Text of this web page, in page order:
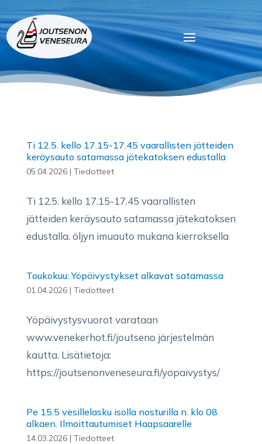
Ti 12.5. kello 17.15-17.45 vaarallisten jätteiden
keräysauto satamassa jätekatoksen edustalla
05.04.2026| Tiedotteet
Ti 12.5. kello 17.15-17.45 vaarallisten
jätteiden keräysauto satamassa jätekatoksen
edustalla. öljyn imuauto mukana kierroksella
Toukokuu: Yöpäivystykset alkavat satamassa
01.04.2026| Tiedotteet
Yöpäivystysvuorot varataan
www.venekerhot.fi/joutseno järjestelmän
kautta. Lisätietoja:
https://joutsenonveneseura.fi/yopaivystys/
Pe 15.5 vesillelasku isolla nosturilla n. klo 08
alkaen. Ilmoittautumiset Haapsaarelle
14.03.2026| Tiedotteet